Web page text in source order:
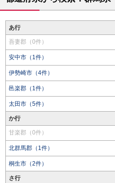
あ行
吾妻郡（0件）
安中市（1件）
伊勢崎市（4件）
邑楽郡（1件）
太田市（5件）
か行
甘楽郡（0件）
北群馬郡（1件）
桐生市（2件）
さ行